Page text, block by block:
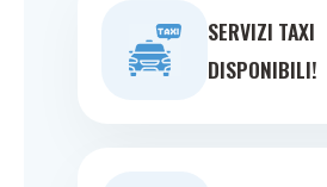
SERVIZI TAXI
DISPONIBILI!